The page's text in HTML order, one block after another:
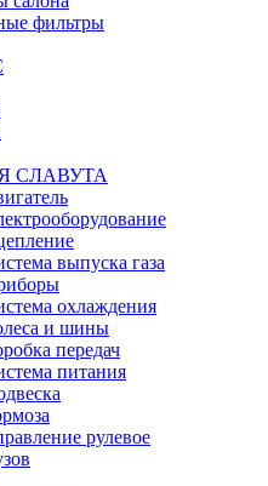
фильтры
СЛАВУТА
выпуска газа
охлаждения
и шины
передач
питания
рулевое